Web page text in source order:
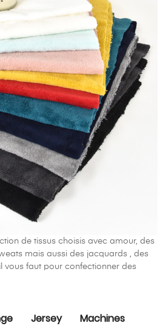
de tissus choisis avec amour, des
mais aussi des jacquards , des
vous faut pour confectionner des
Jersey
Machines